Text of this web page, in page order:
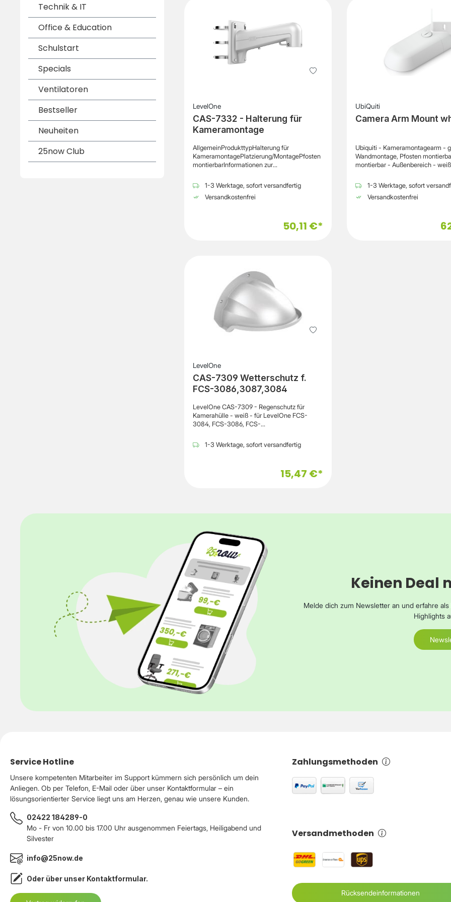
Technik & IT
Office & Education
Schulstart
Specials
Ventilatoren
Bestseller
Neuheiten
25now Club
KompatibilitätUniFi Protect
StromversorgungPoE (Power over
EinsatzbereichInnen- &
VerbesserungReduziertes
optimierte Farbtreue MontageEinfache
Integration mit der G5
LevelOne
CAS-7332 - Halterung für
Kameramontage
AllgemeinProdukttypHalterung für
KameramontagePlatzierung/MontagePfosten
montierbarInformationen zur
40511-3 Werktage, sofort versandfertig
Versandkostenfrei
50,11 €*
UbiQuiti
Camera Arm Mount
Ubiquiti - Kameramontagearm -
Wandmontage, Pfosten
montierbar - Außenbereich -
mPlatzierung/MontageGeeignet
Wandmontage, Pfosten
PolycarbonatBreite11.5
1-3 Werktage, sofort
Versandkostenfrei
LevelOne
CAS-7309 Wetterschutz f.
FCS-3086,3087,3084
LevelOne CAS-7309 - Regenschutz für
Kamerahülle - weiß - für LevelOne FCS-
3084, FCS-3086, FCS-
KamerahülleProduktmaterialMischfaserBreite
26.47 cmTiefe15.2 cmHöhe18.96
1-3 Werktage, sofort versandfertig
15,47 €*
Keinen Deal
Melde dich zum Newsletter an und erfahre
Highlights
Service Hotline
Unsere kompetenten Mitarbeiter im Support kümmern sich persönlich um dein
Anliegen. Ob per Telefon, E-Mail oder über unser Kontaktformular – ein
lösungsorientierter Service liegt uns am Herzen, genau wie unsere Kunden.
02422 184289-0
Mo - Fr von 10.00 bis 17.00 Uhr ausgenommen Feiertags, Heiligabend und
Silvester
info@25now.de
Oder über unser Kontaktformular.
Zahlungsmethoden
Versandmethoden
Rücksendeinformationen